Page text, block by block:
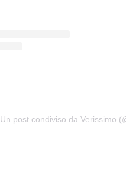
Un post condiviso da Verissimo